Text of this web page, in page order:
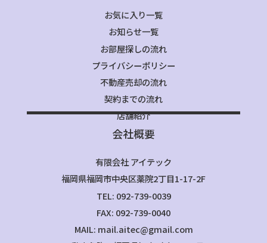
お気に入り一覧
お知らせ一覧
お部屋探しの流れ
プライバシーポリシー
不動産売却の流れ
契約までの流れ
店舗紹介
会社概要
有限会社 アイテック
福岡県福岡市中央区薬院2丁目1-17-2F
TEL: 092-739-0039
FAX: 092-739-0040
MAIL: mail.aitec@gmail.com